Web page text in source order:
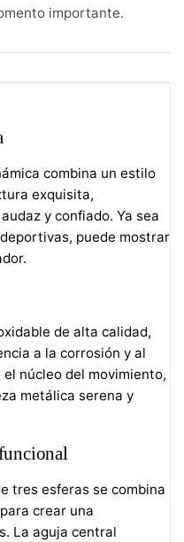
importante.
combina un estilo
exquisita,
y confiado. Ya sea
puede mostrar
de alta calidad,
a la corrosión y al
núcleo del movimiento,
metálica serena y
tres esferas se combina
crear una
La aguja central